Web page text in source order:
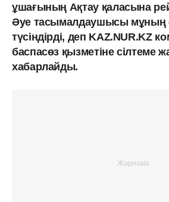
ұшағының Ақтау қаласына
Әуе тасымалдаушысы мұның
түсіндірді, деп KAZ.NUR.KZ
баспасөз қызметіне сілтеме
хабарлайды.